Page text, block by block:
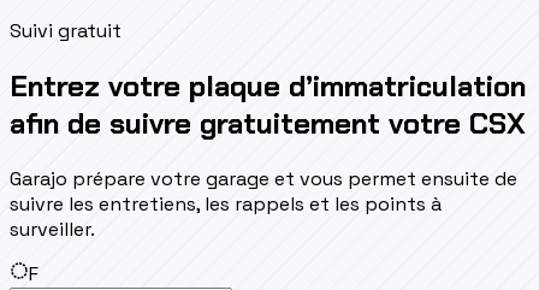
Suivi gratuit
Entrez votre plaque d’immatriculation
afin de suivre gratuitement votre CSX
Garajo prépare votre garage et vous permet ensuite de
suivre les entretiens, les rappels et les points à
surveiller.
F